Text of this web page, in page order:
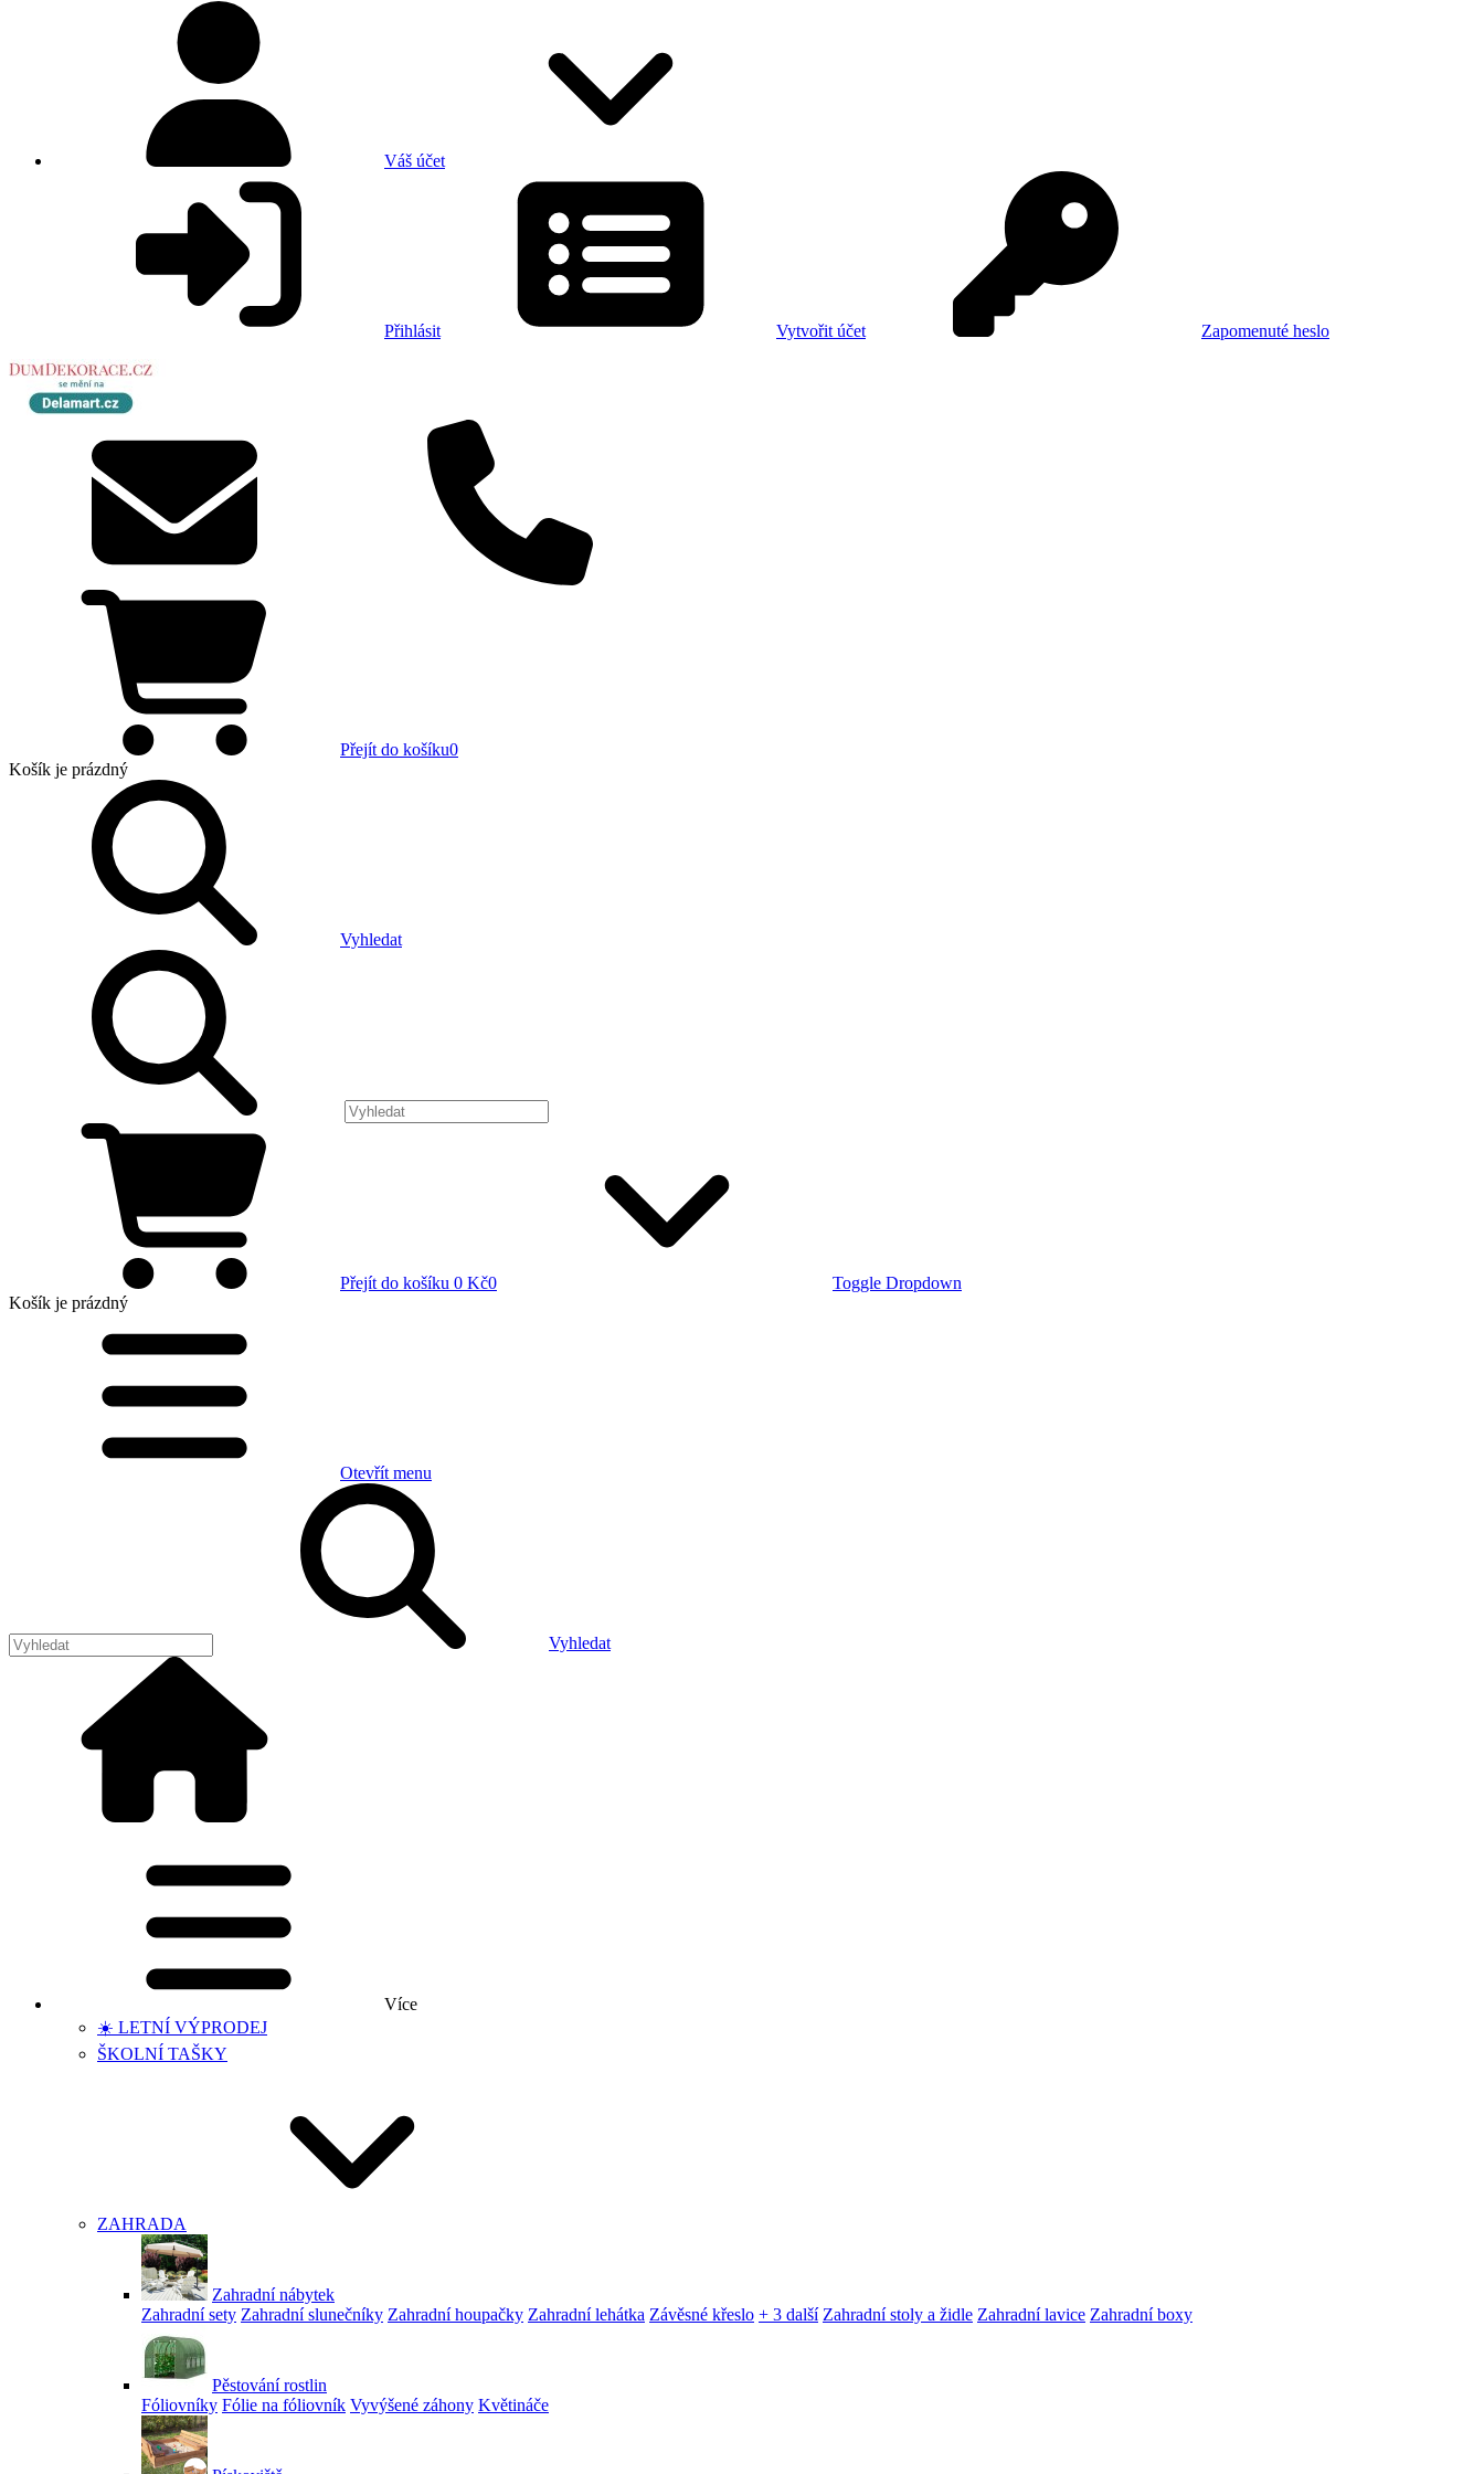
Váš účet
Přihlásit Vytvořit účet Zapomenuté heslo
Přejít do košíku0
Košík je prázdný
Vyhledat
Přejít do košíku 0 Kč0
Toggle Dropdown
Košík je prázdný
Otevřít menu
Vyhledat
Více
☀️ LETNÍ VÝPRODEJ
ŠKOLNÍ TAŠKY
ZAHRADA
Zahradní nábytek
Zahradní sety Zahradní slunečníky Zahradní houpačky Zahradní lehátka Závěsné křeslo + 3 další Zahradní stoly a židle Zahradní lavice Zahradní boxy
Pěstování rostlin
Fóliovníky Fólie na fóliovník Vyvýšené záhony Květináče